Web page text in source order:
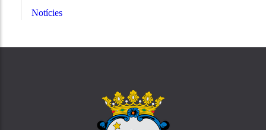
Notícies